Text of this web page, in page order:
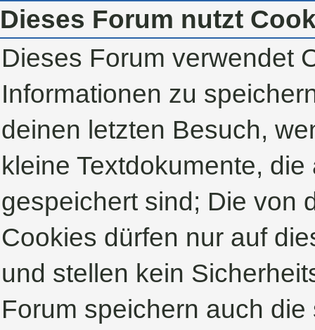
Dieses Forum nutzt
Dieses Forum verwendet
Informationen zu
deinen letzten Besuch,
kleine Textdokumente,
gespeichert sind; Die von
Cookies dürfen nur auf
und stellen kein
Forum speichern auch